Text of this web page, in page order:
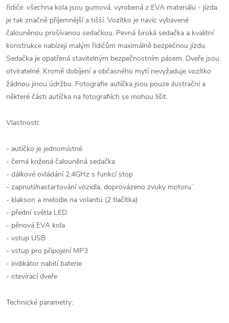
řidiče: všechna kola jsou gumová, vyrobená z EVA materiálu - jízda
je tak značně příjemnější a tišší. Vozítko je navíc vybavené
čalouněnou prošívanou sedačkou. Pevná široká sedačka a kvalitní
konstrukce nabízejí malým řidičům maximálně bezpečnou jízdu.
Sedačka je opatřená stavitelným bezpečnostním pásem. Dveře jsou
otvíratelné. Kromě dobíjení a občasného mytí nevyžaduje vozítko
žádnou jinou údržbu. Fotografie autíčka jsou pouze ilustrační a
některé části autíčka na fotografiích se mohou lišit.
Vlastnosti:
- autíčko je jednomístné
- černá kožená čalouněná sedačka
- dálkové ovládání 2,4GHz s funkcí stop
- zapnutí/nastartování vozidla, doprovázeno zvuky motoru¨
- klakson a melodie na volantu (2 tlačítka)
- přední světla LED
- pěnová EVA kola
- vstup USB
- vstup pro připojení MP3
- indikátor nabití baterie
- otevírací dveře
Technické parametry: